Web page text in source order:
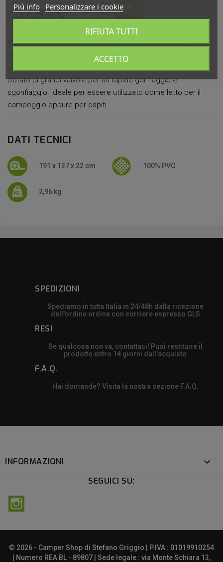
37,91 € 
Materassino ad aria gonfiabile Brunner FLAIR DOUBLE -
versione matrimoniale - realizzato con una soffice e comoda
Dotato di grandi valvole per un rapido gonfiaggio e
sgonfiaggio. Ideale per essere utilizzato come letto per il
campeggio oppure per ospiti.
DATI TECNICI
191 x 137 x 22 cm 100% PVC
2,96 kg
SPEDIZIONI
Spediamo in tutta Italia in 24/48h dalla ricezione
dell'ordine ordine con corriere espresso GLS
RESI
Se qualcosa non va, contattaci! Puoi restituire il
prodotto entro 14 giorni dall'acquisto
F.A.Q.
Hai domande? Visita la nostra sezione F.A.Q.
INFORMAZIONI 
SEGUICI SU:
Piú info Personalizzare i cookie
RIFIUTA TUTTI
ACCETTO
© 2026 - Camper Shop di Stefano Griggio | P.IVA : 01019910254
| Numero REA BL - 89807 | Sede legale : via Monte Schiara 13,